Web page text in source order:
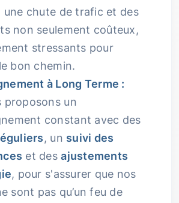
une chute de trafic et des
non seulement coûteux,
stressants pour
bon chemin.
à Long Terme :
proposons un
constant avec des
, un suivi des
et desajustements
, pour s'assurer que nos
sont pas qu’un feu de